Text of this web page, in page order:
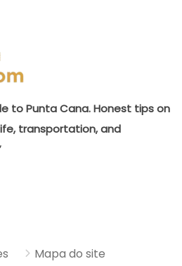
to Punta Cana. Honest tips on
transportation, and
Mapa do site